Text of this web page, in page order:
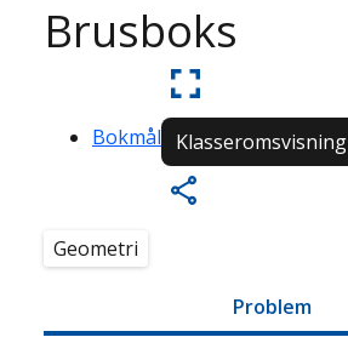
Brusboks
Bokmål Klasseromsvisning
Geometri
Problem